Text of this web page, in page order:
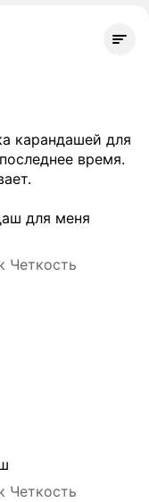
карандашей для
время.
для меня
Четкость
Четкость